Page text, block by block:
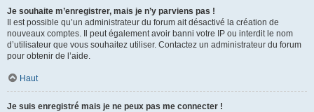
Je souhaite m’enregistrer, mais je n’y parviens pas !
Il est possible qu’un administrateur du forum ait désactivé la création de
nouveaux comptes. Il peut également avoir banni votre IP ou interdit le nom
d’utilisateur que vous souhaitez utiliser. Contactez un administrateur du forum
pour obtenir de l’aide.
Haut
Je suis enregistré mais je ne peux pas me connecter !